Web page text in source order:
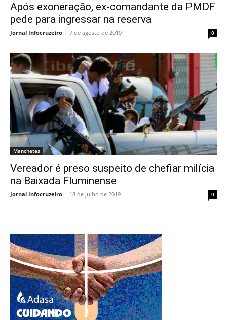
Após exoneração, ex-comandante da PMDF
pede para ingressar na reserva
Jornal Infocruzeiro - 7 de agosto de 2019 0
Manchetes
Vereador é preso suspeito de chefiar milícia
na Baixada Fluminense
Jornal Infocruzeiro - 18 de julho de 2019 0